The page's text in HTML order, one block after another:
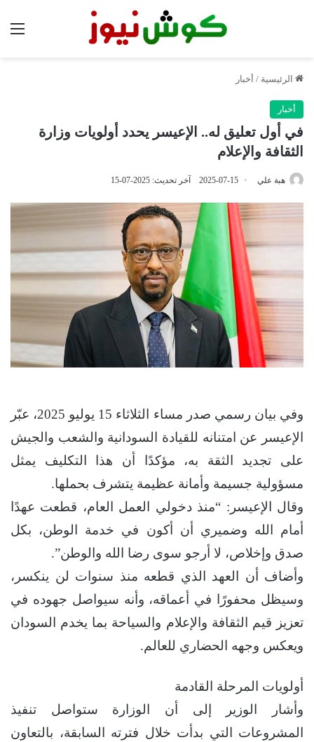
الرئيسية / أخبار
أخبار
في أول تعليق له.. الإعيسر يحدد أولويات وزارة
الثقافة والإعلام
هبة علي 2025-07-15 آخر تحديث: 2025-07-15
وفي بيان رسمي صدر مساء الثلاثاء 15 يوليو 2025، عبّر
الإعيسر عن امتنانه للقيادة السودانية والشعب والجيش
على تجديد الثقة به، مؤكدًا أن هذا التكليف يمثل
مسؤولية جسيمة وأمانة عظيمة يتشرف بحملها.
وقال الإعيسر: “منذ دخولي العمل العام، قطعت عهدًا
أمام الله وضميري أن أكون في خدمة الوطن، بكل
صدق وإخلاص، لا أرجو سوى رضا الله والوطن”.
وأضاف أن العهد الذي قطعه منذ سنوات لن ينكسر،
وسيظل محفورًا في أعماقه، وأنه سيواصل جهوده في
تعزيز قيم الثقافة والإعلام والسياحة بما يخدم السودان
ويعكس وجهه الحضاري للعالم.
أولويات المرحلة القادمة
وأشار الوزير إلى أن الوزارة ستواصل تنفيذ
المشروعات التي بدأت خلال فترته السابقة، بالتعاون